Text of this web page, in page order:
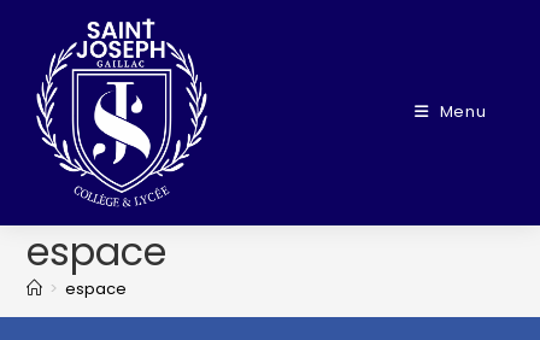
Menu
espace
> espace